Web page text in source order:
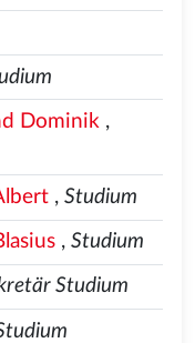
Dominik ,
, Studium
, Studium
Studium